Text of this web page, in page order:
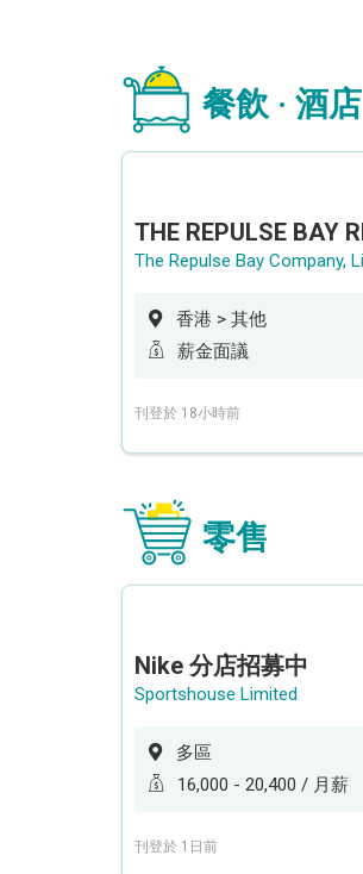
餐飲 · 酒店
香港 > 其他
薪金面議
刊登於 18小時前
零售
Nike 分店招募中
Sportshouse Limited
多區
16,000 - 20,400 / 月薪
刊登於 1日前